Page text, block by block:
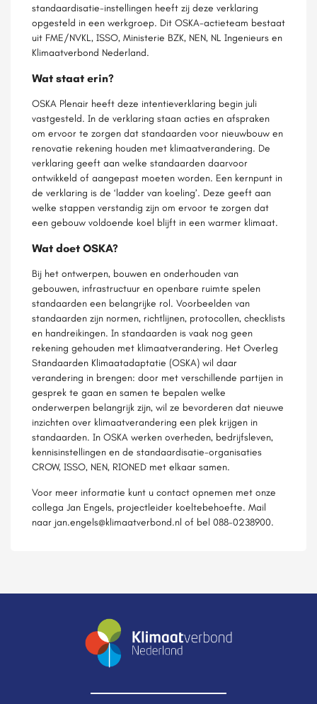
standaardisatie-instellingen heeft zij deze verklaring
opgesteld in een werkgroep. Dit OSKA-actieteam bestaat
uit FME/NVKL, ISSO, Ministerie BZK, NEN, NL Ingenieurs en
Klimaatverbond Nederland.
Wat staat erin?
OSKA Plenair heeft deze intentieverklaring begin juli
vastgesteld. In de verklaring staan acties en afspraken
om ervoor te zorgen dat standaarden voor nieuwbouw en
renovatie rekening houden met klimaatverandering. De
verklaring geeft aan welke standaarden daarvoor
ontwikkeld of aangepast moeten worden. Een kernpunt in
de verklaring is de ‘ladder van koeling’. Deze geeft aan
welke stappen verstandig zijn om ervoor te zorgen dat
een gebouw voldoende koel blijft in een warmer klimaat.
Wat doet OSKA?
Bij het ontwerpen, bouwen en onderhouden van
gebouwen, infrastructuur en openbare ruimte spelen
standaarden een belangrijke rol. Voorbeelden van
standaarden zijn normen, richtlijnen, protocollen, checklists
en handreikingen. In standaarden is vaak nog geen
rekening gehouden met klimaatverandering. Het Overleg
Standaarden Klimaatadaptatie (OSKA) wil daar
verandering in brengen: door met verschillende partijen in
gesprek te gaan en samen te bepalen welke
onderwerpen belangrijk zijn, wil ze bevorderen dat nieuwe
inzichten over klimaatverandering een plek krijgen in
standaarden. In OSKA werken overheden, bedrijfsleven,
kennisinstellingen en de standaardisatie-organisaties
CROW, ISSO, NEN, RIONED met elkaar samen.
Voor meer informatie kunt u contact opnemen met onze
collega Jan Engels, projectleider koeltebehoefte. Mail
naar jan.engels@klimaatverbond.nl of bel 088-0238900.